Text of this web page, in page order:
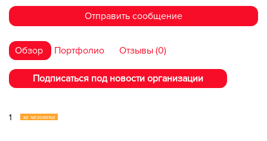
Отправить сообщение
Обзор Портфолио Отзывы (0)
Подписаться под новости организации
1 за человека